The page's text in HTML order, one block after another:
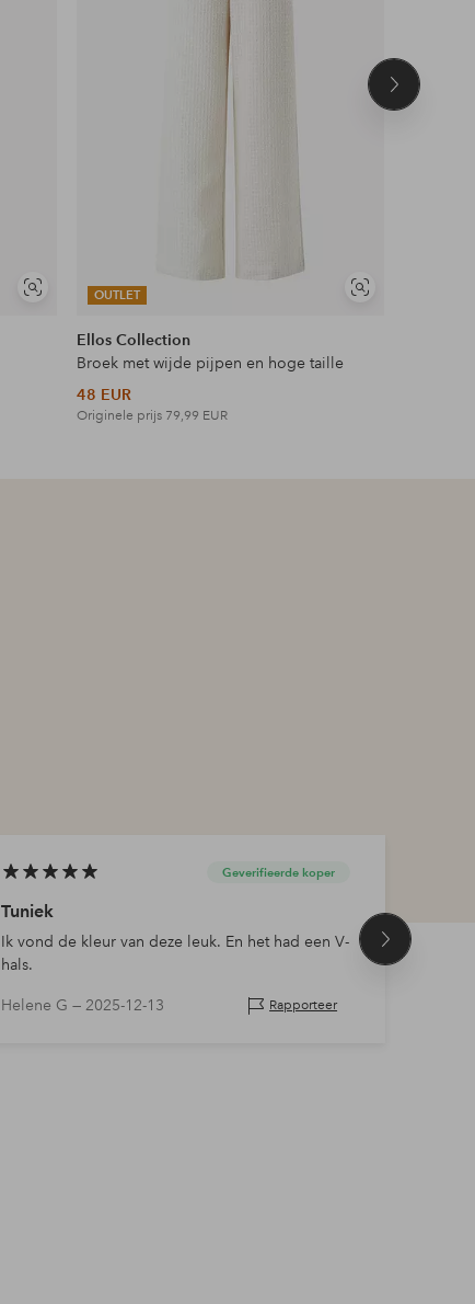
SoortgelijkeOUTLET
Soortgelijke
Ellos Collection
Broek met wijde pijpen en hoge taille
48 EUR
Originele prijs 79,99 EUR
Volgend
Geverifieerde koper
Tuniek
Ik vond de kleur van deze leuk. En het had een V-
hals.
Helene G —2025-12-13 Rapporteer
Volgend